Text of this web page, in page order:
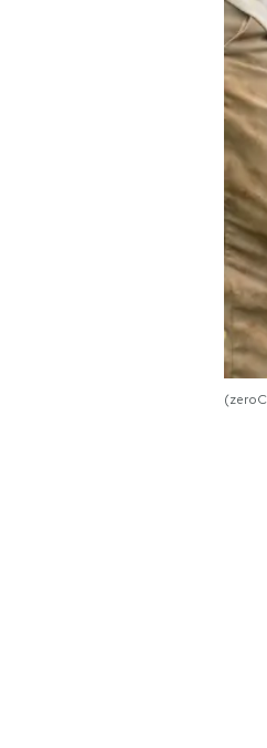
AREA PERSONALE